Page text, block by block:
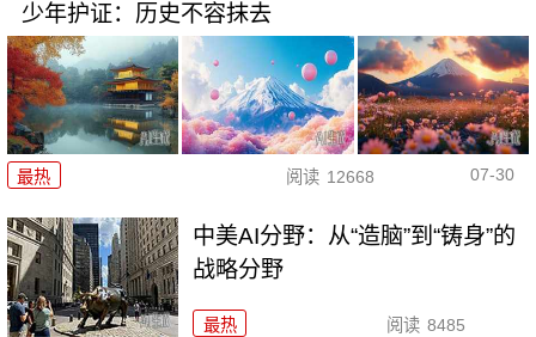
少年护证：历史不容抹去
最热 阅读 12668 07-30
中美AI分野：从“造脑”到“铸身”的
战略分野
最热 阅读 8485